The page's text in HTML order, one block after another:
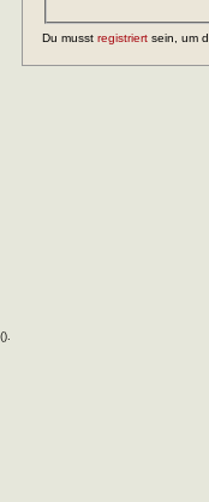
Du musst registriert sein, um
().